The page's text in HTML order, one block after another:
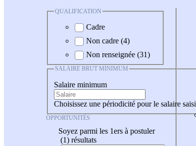
QUALIFICATION
Cadre
Non cadre (4)
Non renseignée (31)
SALAIRE BRUT MINIMUM
Salaire minimum
Choisissez une périodicité pour le salaire saisi
OPPORTUNITÉS
Soyez parmi les 1ers à postuler
(1) résultats